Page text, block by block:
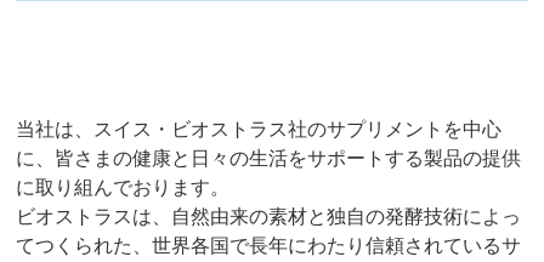
当社は、スイス・ビオストラス社のサプリメントを中心
に、皆さまの健康と日々の生活をサポートする製品の提供
に取り組んでおります。
ビオストラスは、自然由来の素材と独自の発酵技術によっ
てつくられた、世界各国で長年にわたり信頼されているサ